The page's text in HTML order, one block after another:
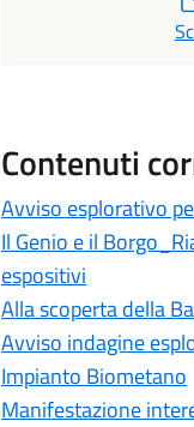
Contenuti
Avviso esplorativo
Il Genio e il
espositivi
Alla scoperta della
Avviso indagine
Impianto Biometano
Manifestazione